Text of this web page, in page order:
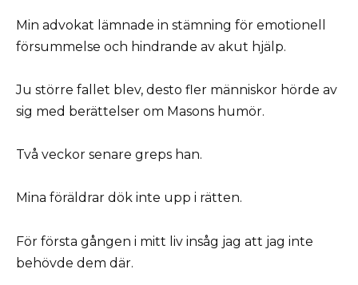
Min advokat lämnade in stämning för emotionell
försummelse och hindrande av akut hjälp.
Ju större fallet blev, desto fler människor hörde av
sig med berättelser om Masons humör.
Två veckor senare greps han.
Mina föräldrar dök inte upp i rätten.
För första gången i mitt liv insåg jag att jag inte
behövde dem där.